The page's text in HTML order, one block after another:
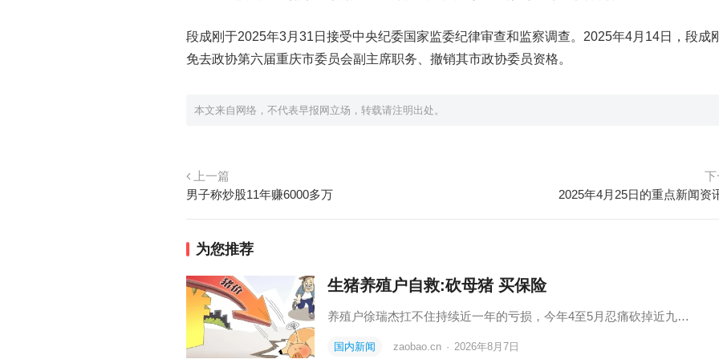
段成刚于2025年3月31日接受中央纪委国家监委纪律审查和监察调查。2025年4月14日，段成
免去政协第六届重庆市委员会副主席职务、撤销其市政协委员资格。
本文来自网络，不代表早报网立场，转载请注明出处。
上一篇
男子称炒股11年赚6000多万
下
2025年4月25日的重点新闻资
为您推荐
生猪养殖户自救:砍母猪 买保险
养殖户徐瑞杰扛不住持续近一年的亏损，今年4至5月忍痛砍掉近九…
国内新闻 zaobao.cn · 2026年8月7日